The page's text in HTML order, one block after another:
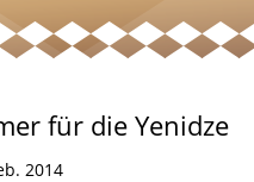
für die Yenidze
2014